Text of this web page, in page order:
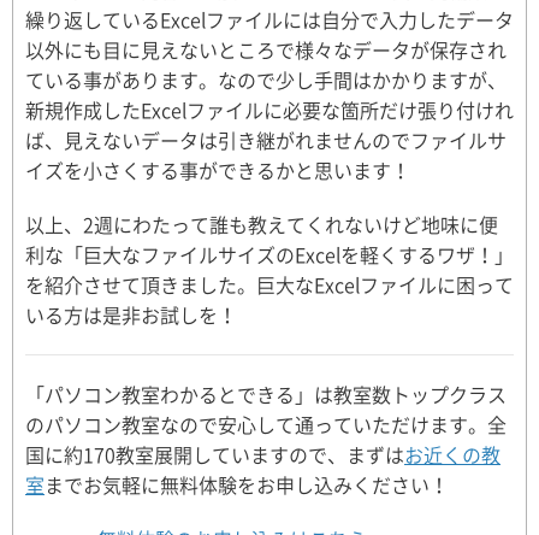
繰り返しているExcelファイルには自分で入力したデータ
以外にも目に見えないところで様々なデータが保存され
ている事があります。なので少し手間はかかりますが、
新規作成したExcelファイルに必要な箇所だけ張り付けれ
ば、見えないデータは引き継がれませんのでファイルサ
イズを小さくする事ができるかと思います！
以上、2週にわたって誰も教えてくれないけど地味に便
利な「巨大なファイルサイズのExcelを軽くするワザ！」
を紹介させて頂きました。巨大なExcelファイルに困って
いる方は是非お試しを！
「パソコン教室わかるとできる」は教室数トップクラス
のパソコン教室なので安心して通っていただけます。全
国に約170教室展開していますので、まずはお近くの教
室までお気軽に無料体験をお申し込みください！